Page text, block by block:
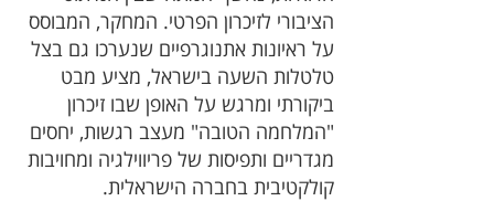
הציבורי לזיכרון הפרטי. המחקר, המבוסס
על ראיונות אתנוגרפיים שנערכו גם בצל
טלטלות השעה בישראל, מציע מבט
ביקורתי ומרגש על האופן שבו זיכרון
"המלחמה הטובה" מעצב רגשות, יחסים
מגדריים ותפיסות של פריווילגיה ומחויבות
קולקטיבית בחברה הישראלית.